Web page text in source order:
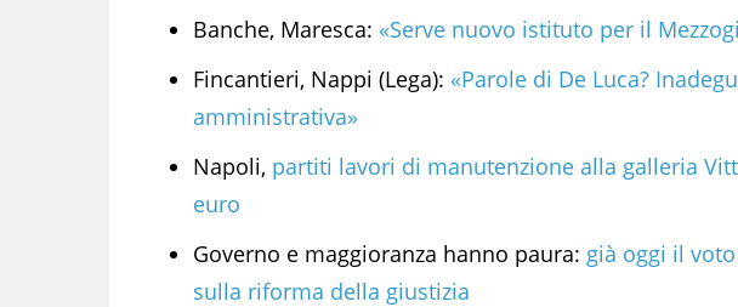
Banche, Maresca: «Serve nuovo istituto per il
Fincantieri, Nappi (Lega): «Parole di De Luca?
amministrativa»
Napoli, partiti lavori di manutenzione alla galleria
euro
Governo e maggioranza hanno paura: già oggi il
sulla riforma della giustizia